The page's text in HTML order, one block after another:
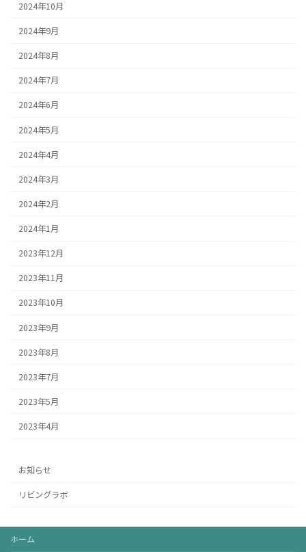
2024年10月
2024年9月
2024年8月
2024年7月
2024年6月
2024年5月
2024年4月
2024年3月
2024年2月
2024年1月
2023年12月
2023年11月
2023年10月
2023年9月
2023年8月
2023年7月
2023年5月
2023年4月
お知らせ
リビングラボ
ホーム